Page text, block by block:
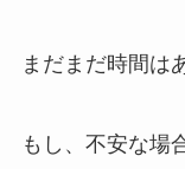
まだまだ時間は
もし、不安な場